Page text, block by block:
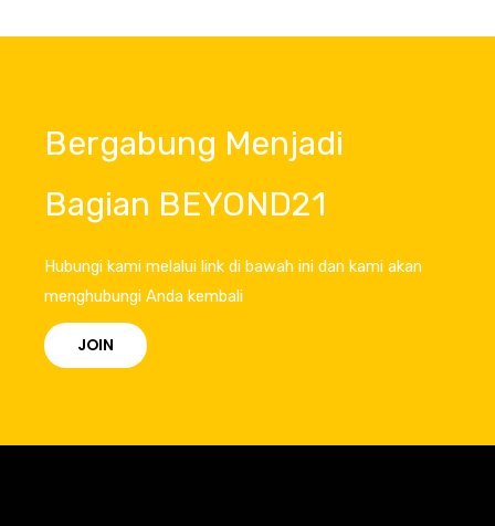
Bergabung Menjadi
Bagian BEYOND21
Hubungi kami melalui link di bawah ini dan kami akan
menghubungi Anda kembali
JOIN